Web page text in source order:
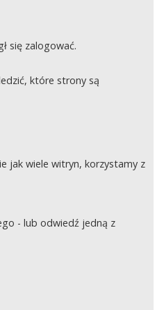
się zalogować.
które strony są
jak wiele witryn, korzystamy z
- lub odwiedź jedną z